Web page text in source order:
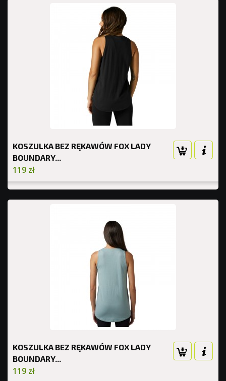
KOSZULKA BEZ RĘKAWÓW FOX LADY
BOUNDARY...
119 zł
KOSZULKA BEZ RĘKAWÓW FOX LADY
BOUNDARY...
119 zł